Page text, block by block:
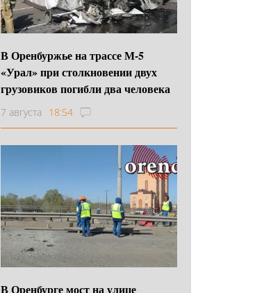
В Оренбуржье на трассе М-5
«Урал» при столкновении двух
грузовиков погибли два человека
7 августа 18:54
В Оренбурге мост на улице